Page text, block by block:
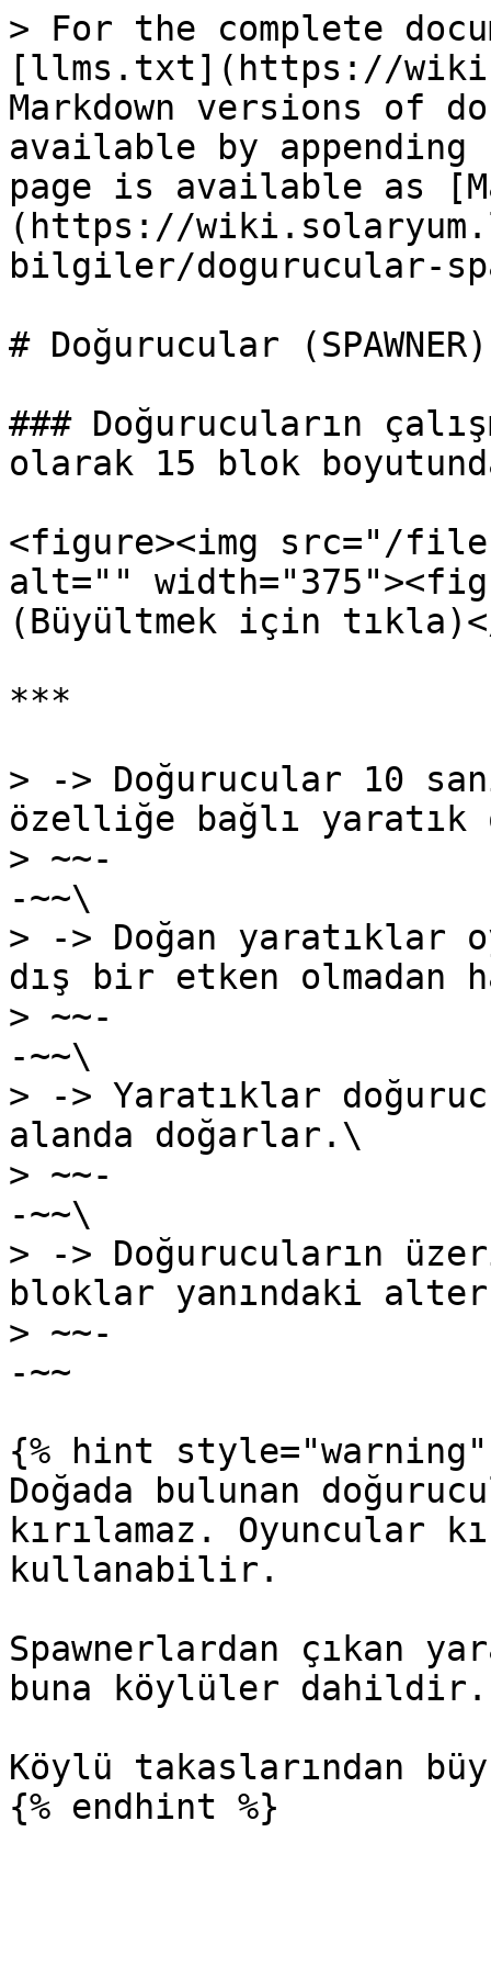
> For the complete
[llms.txt](https://
Markdown versions of
available by
page is available as
(https://
bilgiler/dogurucular-
# Doğurucular (SPAWNER)
### Doğurucuların
olarak 15 blok
<figure><img src="/
alt=""
(Büyültmek için
***
> -> Doğurucular 10
özelliğe bağlı
> ~~-
-~~\
> -> Doğan yaratıklar
dış bir etken olmadan
> ~~-
-~~\
> -> Yaratıklar
alanda doğarlar.\
> ~~-
-~~\
> -> Doğurucuların
bloklar yanındaki
> ~~-
-~~
{% hint style="warning"
Doğada bulunan
kırılamaz. Oyuncular
kullanabilir.
Spawnerlardan çıkan
buna köylüler dahildir.
Köylü takaslarından